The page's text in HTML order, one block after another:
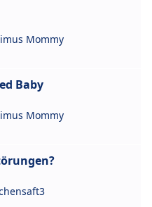
Mommy
Baby
Mommy